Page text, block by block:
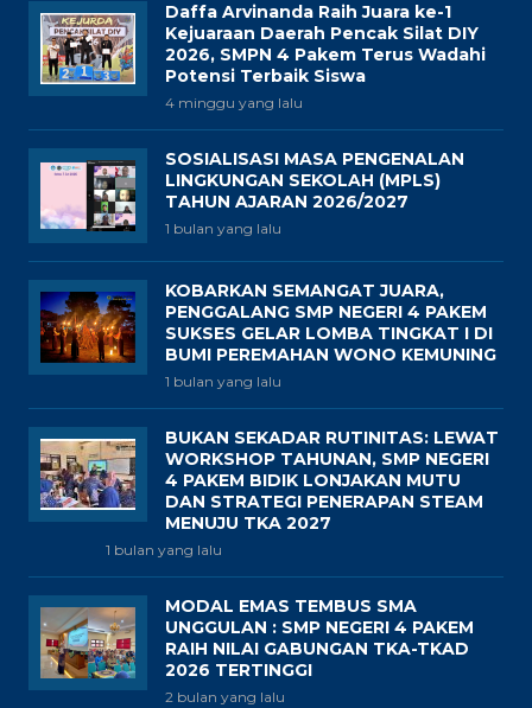
Daffa Arvinanda Raih Juara ke-1
Kejuaraan Daerah Pencak Silat DIY
2026, SMPN 4 Pakem Terus Wadahi
Potensi Terbaik Siswa
4 minggu yang lalu
SOSIALISASI MASA PENGENALAN
LINGKUNGAN SEKOLAH (MPLS)
TAHUN AJARAN 2026/2027
1 bulan yang lalu
KOBARKAN SEMANGAT JUARA,
PENGGALANG SMP NEGERI 4 PAKEM
SUKSES GELAR LOMBA TINGKAT I DI
BUMI PEREMAHAN WONO KEMUNING
1 bulan yang lalu
BUKAN SEKADAR RUTINITAS: LEWAT
WORKSHOP TAHUNAN, SMP NEGERI
4 PAKEM BIDIK LONJAKAN MUTU
DAN STRATEGI PENERAPAN STEAM
MENUJU TKA 2027
1 bulan yang lalu
MODAL EMAS TEMBUS SMA
UNGGULAN : SMP NEGERI 4 PAKEM
RAIH NILAI GABUNGAN TKA-TKAD
2026 TERTINGGI
2 bulan yang lalu